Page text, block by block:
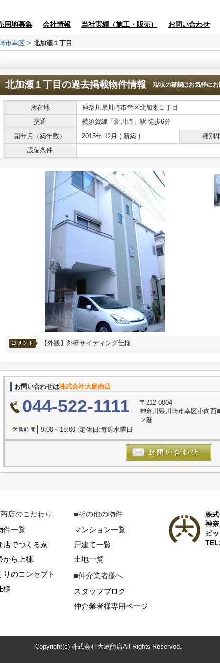
用地募集 会社情報 当社実績（施工・販売） お問い合わせ
市幸区 > 北加瀬１丁目
北加瀬１丁目 の過去掲載物件情報 現状の確認はお気軽にお
所在地
神奈川県川崎市幸区北加瀬１丁目
交通
横須賀線「新川崎」駅 徒歩6分
築年月（築年数）
2015年 12月 ( 新築 ) 種別/
設備条件
【外観】外壁サイディング仕様
お問い合わせは株式会社大庭商店
044-522-1111
〒212-0004
神奈川県川崎市幸区小向西
２階
9:00～18:00 定休日:毎週水曜日
店のこだわり
件一覧
店でつくる家
から上棟
りのコンセプト
様
■その他の物件
マンション一覧
戸建て一覧
土地一覧
■仲介業者様へ
スタッフブログ
仲介業者様専用ページ
株
神
ビ
Copyright(c) 株式会社大庭商店All Rights Reserved.